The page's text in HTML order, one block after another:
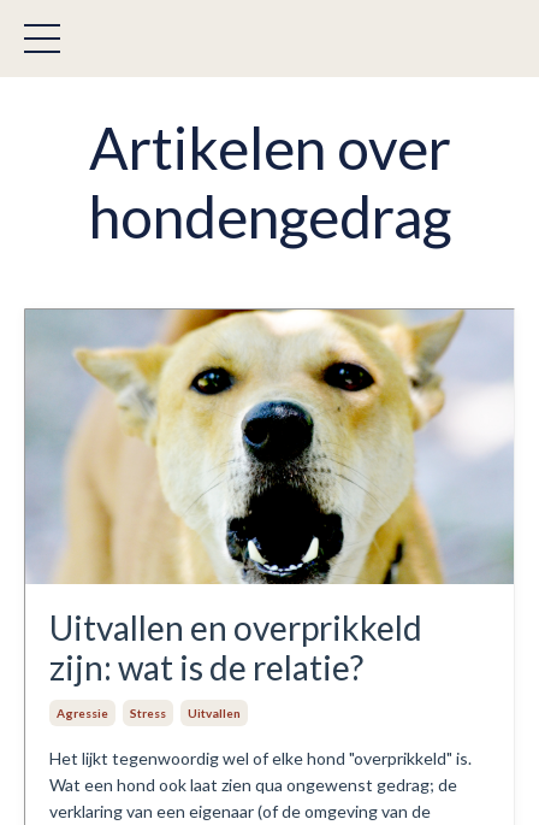
Artikelen over
hondengedrag
Uitvallen en overprikkeld
zijn: wat is de relatie?
Agressie Stress Uitvallen
Het lijkt tegenwoordig wel of elke hond "overprikkeld" is.
Wat een hond ook laat zien qua ongewenst gedrag; de
verklaring van een eigenaar (of de omgeving van de